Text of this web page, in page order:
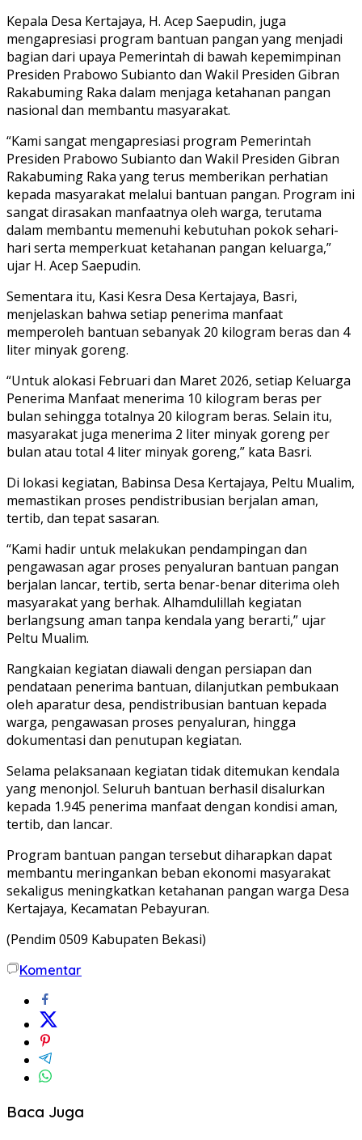
Kepala Desa Kertajaya, H. Acep Saepudin, juga
mengapresiasi program bantuan pangan yang menjadi
bagian dari upaya Pemerintah di bawah kepemimpinan
Presiden Prabowo Subianto dan Wakil Presiden Gibran
Rakabuming Raka dalam menjaga ketahanan pangan
nasional dan membantu masyarakat.
“Kami sangat mengapresiasi program Pemerintah
Presiden Prabowo Subianto dan Wakil Presiden Gibran
Rakabuming Raka yang terus memberikan perhatian
kepada masyarakat melalui bantuan pangan. Program ini
sangat dirasakan manfaatnya oleh warga, terutama
dalam membantu memenuhi kebutuhan pokok sehari-
hari serta memperkuat ketahanan pangan keluarga,”
ujar H. Acep Saepudin.
Sementara itu, Kasi Kesra Desa Kertajaya, Basri,
menjelaskan bahwa setiap penerima manfaat
memperoleh bantuan sebanyak 20 kilogram beras dan 4
liter minyak goreng.
“Untuk alokasi Februari dan Maret 2026, setiap Keluarga
Penerima Manfaat menerima 10 kilogram beras per
bulan sehingga totalnya 20 kilogram beras. Selain itu,
masyarakat juga menerima 2 liter minyak goreng per
bulan atau total 4 liter minyak goreng,” kata Basri.
Di lokasi kegiatan, Babinsa Desa Kertajaya, Peltu Mualim,
memastikan proses pendistribusian berjalan aman,
tertib, dan tepat sasaran.
“Kami hadir untuk melakukan pendampingan dan
pengawasan agar proses penyaluran bantuan pangan
berjalan lancar, tertib, serta benar-benar diterima oleh
masyarakat yang berhak. Alhamdulillah kegiatan
berlangsung aman tanpa kendala yang berarti,” ujar
Peltu Mualim.
Rangkaian kegiatan diawali dengan persiapan dan
pendataan penerima bantuan, dilanjutkan pembukaan
oleh aparatur desa, pendistribusian bantuan kepada
warga, pengawasan proses penyaluran, hingga
dokumentasi dan penutupan kegiatan.
Selama pelaksanaan kegiatan tidak ditemukan kendala
yang menonjol. Seluruh bantuan berhasil disalurkan
kepada 1.945 penerima manfaat dengan kondisi aman,
tertib, dan lancar.
Program bantuan pangan tersebut diharapkan dapat
membantu meringankan beban ekonomi masyarakat
sekaligus meningkatkan ketahanan pangan warga Desa
Kertajaya, Kecamatan Pebayuran.
(Pendim 0509 Kabupaten Bekasi)
Komentar
Baca Juga